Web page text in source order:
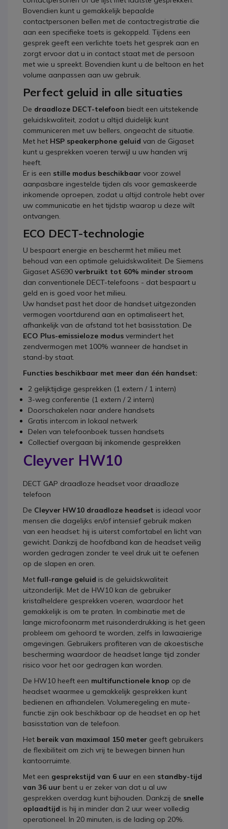
Bovendien kunt u gemakkelijk bepaalde
contactpersonen bellen met de contactregistratie die
aan een specifieke toets is gekoppeld. Tijdens een
gesprek geeft een verlichte toets het gesprek aan en
zorgt ervoor dat u in contact staat met de persoon
met wie u spreekt. Bovendien kunt u de beltoon en het
volume aanpassen aan uw gebruik.
Perfect geluid in alle situaties
De draadloze DECT-telefoon biedt een uitstekende
geluidskwaliteit, zodat u altijd duidelijk kunt
communiceren met uw bellers, ongeacht de situatie.
Met het HSP speakerphone geluid van de Gigaset
kunt u gesprekken voeren terwijl u uw handen vrij
heeft.
Er is een stille modus beschikbaar voor zowel
aanpasbare ingestelde tijden als voor gemaskeerde
inkomende oproepen, zodat u altijd controle hebt over
uw communicatie en het tijdstip waarop u deze wilt
ontvangen.
ECO DECT-technologie
U bespaart energie en beschermt het milieu met
behoud van een optimale geluidskwaliteit. De Siemens
Gigaset AS690 verbruikt tot 60% minder stroom
dan conventionele DECT-telefoons - dat bespaart u
geld en is goed voor het milieu.
Uw handset past het door de handset uitgezonden
vermogen voortdurend aan en optimaliseert het,
afhankelijk van de afstand tot het basisstation. De
ECO Plus-emissieloze modus vermindert het
zendvermogen met 100% wanneer de handset in
stand-by staat.
Functies beschikbaar met meer dan één handset:
2 gelijktijdige gesprekken (1 extern / 1 intern)
3-weg conferentie (1 extern / 2 intern)
Doorschakelen naar andere handsets
Gratis intercom in lokaal netwerk
Delen van telefoonboek tussen handsets
Collectief overgaan bij inkomende gesprekken
Cleyver HW10
DECT GAP draadloze headset voor draadloze
telefoon
De Cleyver HW10 draadloze headset is ideaal voor
mensen die dagelijks en/of intensief gebruik maken
van een headset: hij is uiterst comfortabel en licht van
gewicht. Dankzij de hoofdband kan de headset veilig
worden gedragen zonder te veel druk uit te oefenen
op de slapen en oren.
Metfull-range geluid is de geluidskwaliteit
uitzonderlijk. Met de HW10 kan de gebruiker
kristalheldere gesprekken voeren, waardoor het
gemakkelijk is om te praten. In combinatie met de
lange microfoonarm met ruisonderdrukking is het geen
probleem om gehoord te worden, zelfs in lawaaierige
omgevingen. Gebruikers profiteren van de akoestische
bescherming waardoor de headset lange tijd zonder
risico voor het oor gedragen kan worden.
De HW10 heeft een multifunctionele knop op de
headset waarmee u gemakkelijk gesprekken kunt
bedienen en afhandelen. Volumeregeling en mute-
functie zijn ook beschikbaar op de headset en op het
basisstation van de telefoon.
Het bereik van maximaal 150 meter geeft gebruikers
de flexibiliteit om zich vrij te bewegen binnen hun
kantoorruimte.
Met een gesprekstijd van 6 uur en een standby-tijd
van 36 uur bent u er zeker van dat u al uw
gesprekken overdag kunt bijhouden. Dankzij de snelle
oplaadtijd is hij in minder dan 2 uur weer volledig
operationeel. In 20 minuten, is de lading op 20%.